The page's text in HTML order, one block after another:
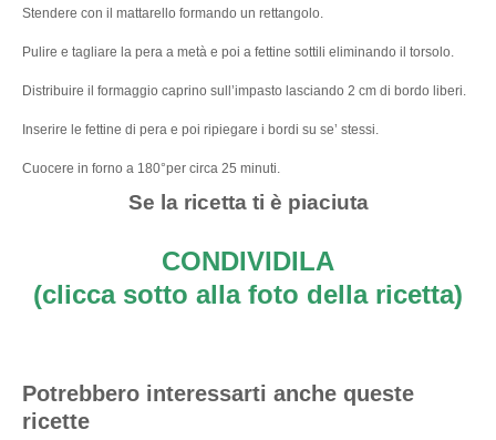
Stendere con il mattarello formando un rettangolo.
Pulire e tagliare la pera a metà e poi a fettine sottili eliminando il torsolo.
Distribuire il formaggio caprino sull’impasto lasciando 2 cm di bordo liberi.
Inserire le fettine di pera e poi ripiegare i bordi su se’ stessi.
Cuocere in forno a 180°per circa 25 minuti.
Se la ricetta ti è piaciuta
CONDIVIDILA
(clicca sotto alla foto della ricetta)
Potrebbero interessarti anche queste
ricette